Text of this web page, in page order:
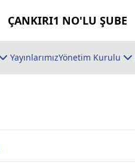
ÇANKIRI1 NO'LU ŞUBE
YayınlarımızYönetim Kurulu